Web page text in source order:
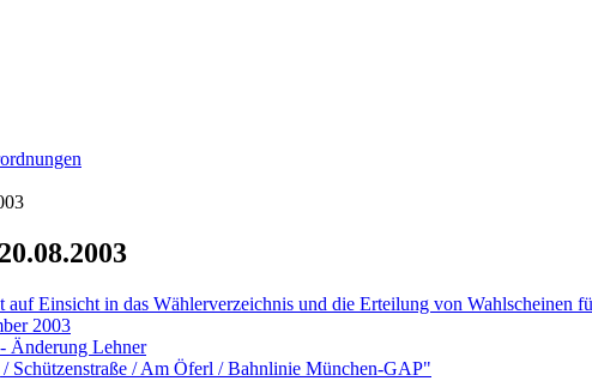
auf Einsicht in das Wählerverzeichnis und die Erteilung von
2003
Änderung Lehner
Schützenstraße / Am Öferl / Bahnlinie München-GAP"